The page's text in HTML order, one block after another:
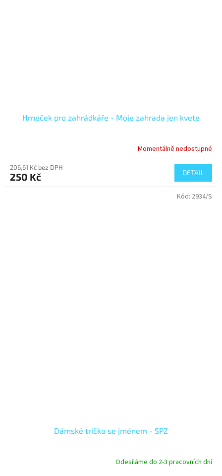
Hrneček pro zahrádkáře - Moje zahrada jen kvete
Momentálně nedostupné
206,61 Kč bez DPH
250 Kč DETAIL
Dámské tričko se jménem - SPZ
Odesíláme do 2-3 pracovních dní
Kód: 2934/S